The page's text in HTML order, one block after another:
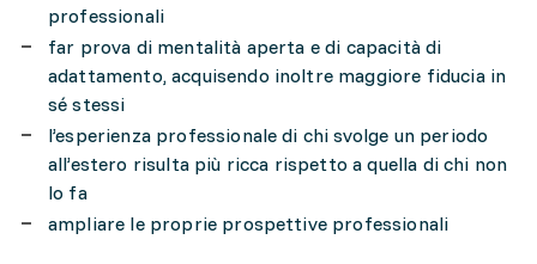
professionali
far prova di mentalità aperta e di capacità di
adattamento, acquisendo inoltre maggiore fiducia in
sé stessi
l’esperienza professionale di chi svolge un periodo
all’estero risulta più ricca rispetto a quella di chi non
lo fa
ampliare le proprie prospettive professionali